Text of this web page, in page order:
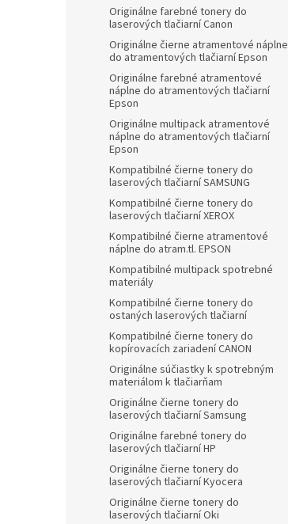
Originálne farebné tonery do
laserových tlačiarní Canon
Originálne čierne atramentové náplne
do atramentových tlačiarní Epson
Originálne farebné atramentové
náplne do atramentových tlačiarní
Epson
Originálne multipack atramentové
náplne do atramentových tlačiarní
Epson
Kompatibilné čierne tonery do
laserových tlačiarní SAMSUNG
Kompatibilné čierne tonery do
laserových tlačiarní XEROX
Kompatibilné čierne atramentové
náplne do atram.tl. EPSON
Kompatibilné multipack spotrebné
materiály
Kompatibilné čierne tonery do
ostaných laserových tlačiarní
Kompatibilné čierne tonery do
kopírovacích zariadení CANON
Originálne súčiastky k spotrebným
materiálom k tlačiarňam
Originálne čierne tonery do
laserových tlačiarní Samsung
Originálne farebné tonery do
laserových tlačiarní HP
Originálne čierne tonery do
laserových tlačiarní Kyocera
Originálne čierne tonery do
laserových tlačiarní Oki